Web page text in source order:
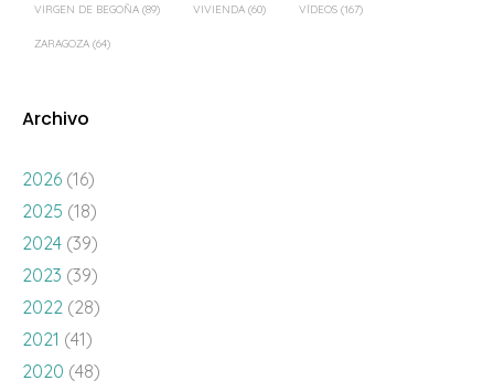
VIRGEN DE BEGOÑA (89) VIVIENDA (60) VÍDEOS (167)
ZARAGOZA (64)
Archivo
2026 (16)
2025 (18)
2024 (39)
2023 (39)
2022 (28)
2021 (41)
2020 (48)